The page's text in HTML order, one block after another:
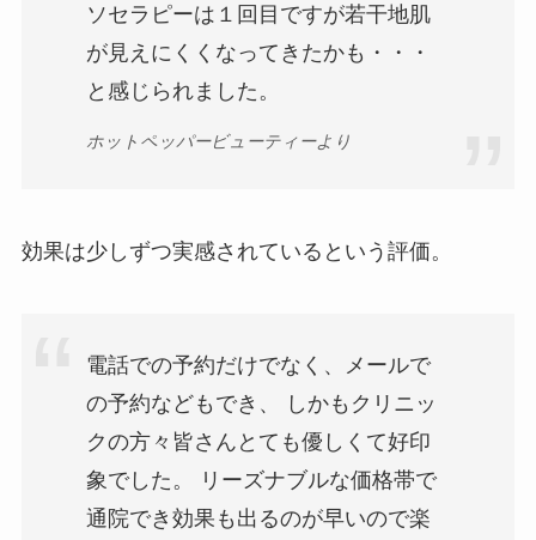
ソセラピーは１回目ですが若干地肌
が見えにくくなってきたかも・・・
と感じられました。
ホットペッパービューティーより
効果は少しずつ実感されているという評価。
電話での予約だけでなく、メールで
の予約などもでき、 しかもクリニッ
クの方々皆さんとても優しくて好印
象でした。 リーズナブルな価格帯で
通院でき効果も出るのが早いので楽